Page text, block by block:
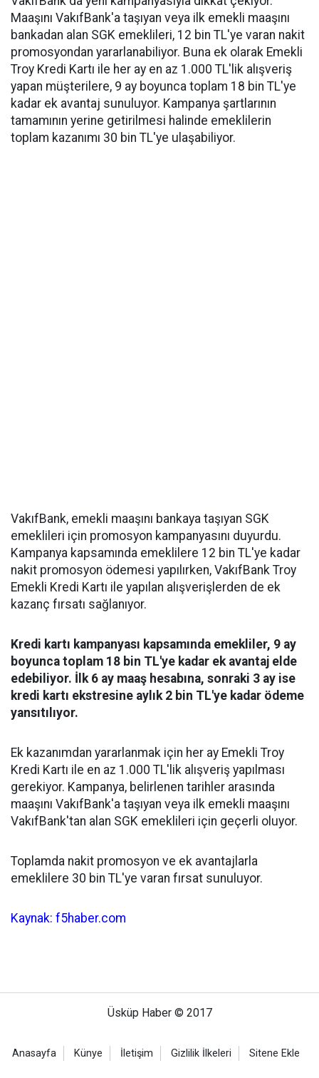
Maaşını VakıfBank'a taşıyan veya ilk emekli maaşını
bankadan alan SGK emeklileri, 12 bin TL'ye varan nakit
promosyondan yararlanabiliyor. Buna ek olarak Emekli
Troy Kredi Kartı ile her ay en az 1.000 TL'lik alışveriş
yapan müşterilere, 9 ay boyunca toplam 18 bin TL'ye
kadar ek avantaj sunuluyor. Kampanya şartlarının
tamamının yerine getirilmesi halinde emeklilerin
toplam kazanımı 30 bin TL'ye ulaşabiliyor.
VakıfBank, emekli maaşını bankaya taşıyan SGK
emeklileri için promosyon kampanyasını duyurdu.
Kampanya kapsamında emeklilere 12 bin TL'ye kadar
nakit promosyon ödemesi yapılırken, VakıfBank Troy
Emekli Kredi Kartı ile yapılan alışverişlerden de ek
kazanç fırsatı sağlanıyor.
Kredi kartı kampanyası kapsamında emekliler, 9 ay
boyunca toplam 18 bin TL'ye kadar ek avantaj elde
edebiliyor. İlk 6 ay maaş hesabına, sonraki 3 ay ise
kredi kartı ekstresine aylık 2 bin TL'ye kadar ödeme
yansıtılıyor.
Ek kazanımdan yararlanmak için her ay Emekli Troy
Kredi Kartı ile en az 1.000 TL'lik alışveriş yapılması
gerekiyor. Kampanya, belirlenen tarihler arasında
maaşını VakıfBank'a taşıyan veya ilk emekli maaşını
VakıfBank'tan alan SGK emeklileri için geçerli oluyor.
Toplamda nakit promosyon ve ek avantajlarla
emeklilere 30 bin TL'ye varan fırsat sunuluyor.
Kaynak: f5haber.com
Üsküp Haber © 2017
Anasayfa Künye İletişim Gizlilik İlkeleri Sitene Ekle